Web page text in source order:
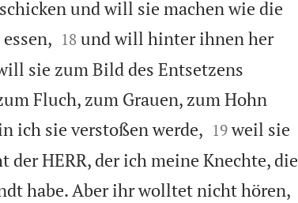
und will sie machen wie die

18 und will hinter ihnen her
sie zum Bild des Entsetzens
Fluch, zum Grauen, zum Hohn
ich sie verstoßen werde,
19 weil sie
HERR, der ich meine Knechte, die
habe. Aber ihr wolltet nicht hören,